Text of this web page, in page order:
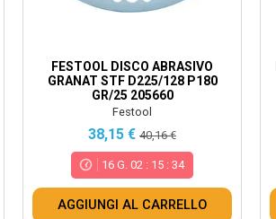
FESTOOL DISCO ABRASIVO
GRANAT STF D225/128 P180
GR/25 205660
Festool
38,15 € 40,16 €
16 G. 02 : 15 :32
AGGIUNGI AL CARRELLO